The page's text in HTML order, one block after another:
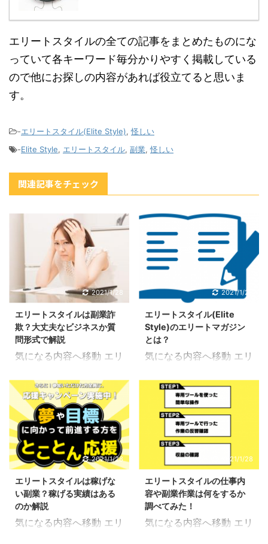
エリートスタイルの全ての記事をまとめたものにな
っていて各キーワード毎分かりやすく掲載している
ので他にお探しの内容があれば役立てると思いま
す。
-エリートスタイル(Elite Style),怪しい
-Elite Style, エリートスタイル, 副業,怪しい
関連記事をチェック
2021/1/28
エリートスタイルは副業詐
欺？大丈夫なビジネスか質
問形式で解説
気になる内容へ移動 エリ
業？ 簡単に稼げるの？
「専用ツール」と「サポ
ート」があるから簡単だ
と考えられます。 エリー
トスタイル(Elite Style)
には専用ツールとサポー
トが用意されていて他の
副業に比べてもシンプル
で分かりやすい設計にな
っているようです。 仕事
内容についてはこちらで
2021/1/28
エリートスタイル(Elite
Style)のエリートマガジン
とは？
気になる内容へ移動 エリ
マガジンとは？ エリート
マガジン エリートスタイ
ル(Elite Style)のエリー
トマガジンというのは分
かりやすく言うとマニュ
アルみたいなものになっ
ていると考えられます。
電化製品、食品、美用品
といったものにもマニュ
アルや説明書というのは
欠かせないと思います。
2021/1/28
エリートスタイルは稼げな
い副業？稼げる実績はある
のか解説
気になる内容へ移動 エリ
2021/1/28
エリートスタイルの仕事内
容や副業作業は何をするか
調べてみた！
気になる内容へ移動 エリ